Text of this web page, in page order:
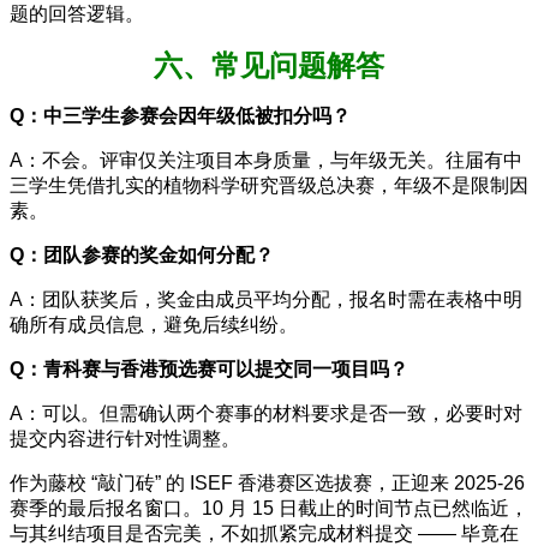
题的回答逻辑。
六、常见问题解答
Q：中三学生参赛会因年级低被扣分吗？
A：不会。评审仅关注项目本身质量，与年级无关。往届有中
三学生凭借扎实的植物科学研究晋级总决赛，年级不是限制因
素。
Q：团队参赛的奖金如何分配？
A：团队获奖后，奖金由成员平均分配，报名时需在表格中明
确所有成员信息，避免后续纠纷。
Q：青科赛与香港预选赛可以提交同一项目吗？
A：可以。但需确认两个赛事的材料要求是否一致，必要时对
提交内容进行针对性调整。
作为藤校 “敲门砖” 的 ISEF 香港赛区选拔赛，正迎来 2025-26
赛季的最后报名窗口。10 月 15 日截止的时间节点已然临近，
与其纠结项目是否完美，不如抓紧完成材料提交 —— 毕竟在